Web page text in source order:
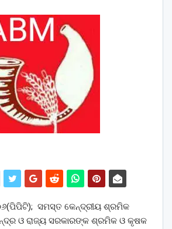
ସମସ୍ତ କେନ୍ଦ୍ରୀୟ ଶ୍ରମିକ
ଓ ରାଜ୍ୟ ସରକାରଙ୍କ ଶ୍ରମିକ ଓ କୃଷକ